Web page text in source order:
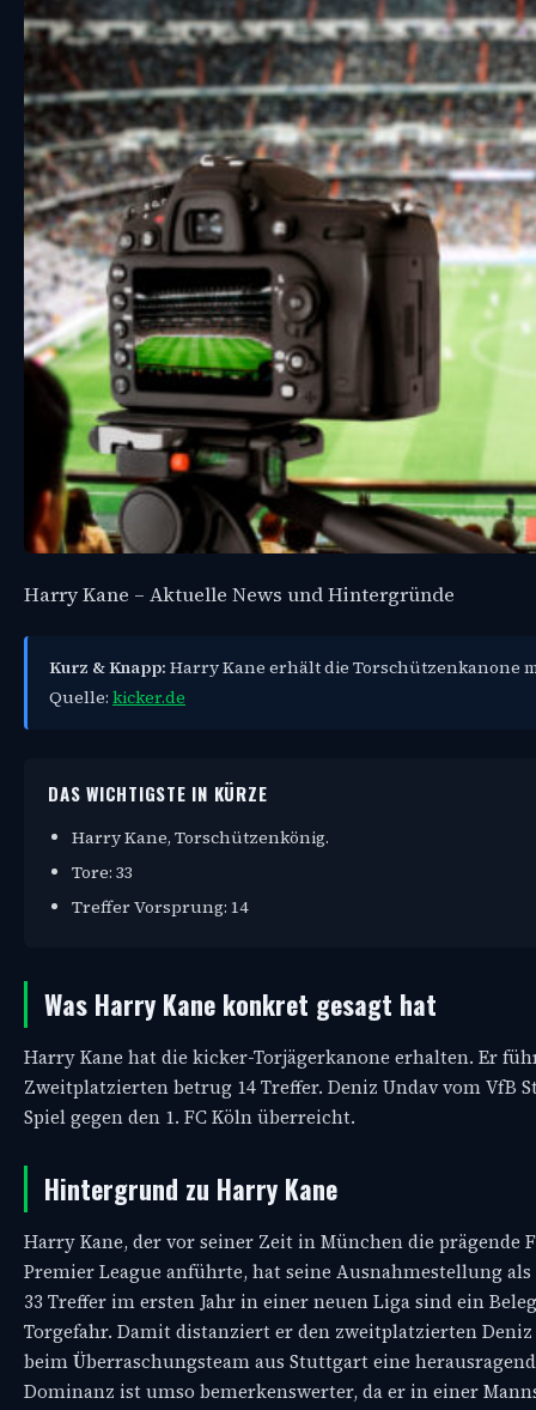
Harry Kane – Aktuelle News und Hintergründe
Kurz & Knapp: Harry Kane erhält die Torschützenkanone
Quelle: kicker.de
DAS WICHTIGSTE IN KÜRZE
Harry Kane, Torschützenkönig.
Tore: 33
Treffer Vorsprung: 14
Was Harry Kane konkret gesagt hat
Harry Kane hat die kicker-Torjägerkanone erhalten. Er
Zweitplatzierten betrug 14 Treffer. Deniz Undav vom
Spiel gegen den 1. FC Köln überreicht.
Hintergrund zu Harry Kane
Harry Kane, der vor seiner Zeit in München die
Premier League anführte, hat seine Ausnahmestellung
33 Treffer im ersten Jahr in einer neuen Liga sind ein
Torgefahr. Damit distanziert er den zweitplatzierten
beim Überraschungsteam aus Stuttgart eine
Dominanz ist umso bemerkenswerter, da er in einer